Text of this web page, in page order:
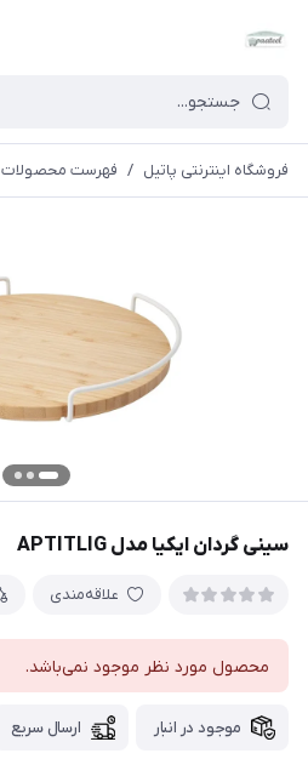
فروشگاه اینترنتی پاتیل / فهرست محصولات
سینی گردان ایکیا مدل APTITLIG
علاقه‌مندی
محصول مورد نظر موجود نمی‌باشد.
موجود در انبار ارسال سریع